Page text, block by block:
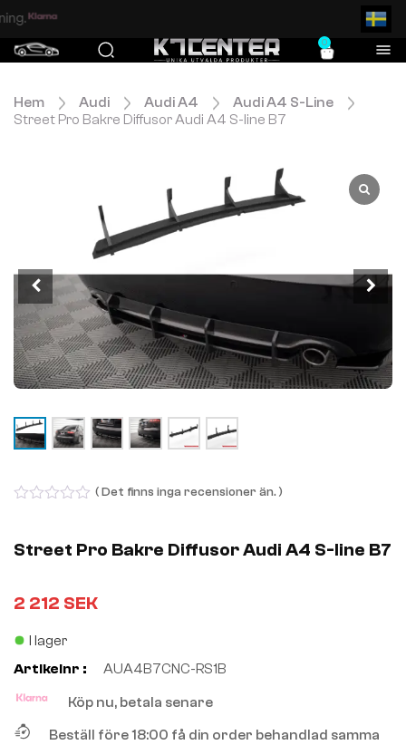
och säker betalning.
0
Hem Audi Audi A4
Audi A4 S-Line
Street Pro Bakre Diffusor Audi A4 S-line B7
of
5
( Det finns inga recensioner än. )
Street Pro Bakre Diffusor Audi A4 S-line B7
2 212 SEK
I lager
Artikelnr :
AUA4B7CNC-RS1B
Köp nu, betala senare
Beställ före 18:00 få din order behandlad samma